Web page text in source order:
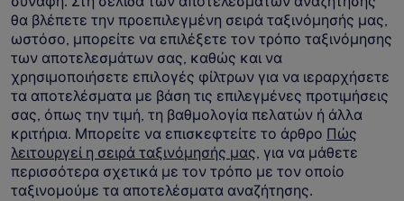
θα βλέπετε την προεπιλεγμένη σειρά ταξινόμησής μας,
ωστόσο, μπορείτε να επιλέξετε τον τρόπο ταξινόμησης
των αποτελεσμάτων σας, καθώς και να
χρησιμοποιήσετε επιλογές φίλτρων για να ιεραρχήσετε
τα αποτελέσματα με βάση τις επιλεγμένες προτιμήσεις
σας, όπως την τιμή, τη βαθμολογία πελατών ή άλλα
κριτήρια. Μπορείτε να επισκεφτείτε το άρθρο Πώς
λειτουργεί η σειρά ταξινόμησής μας, για να μάθετε
περισσότερα σχετικά με τον τρόπο με τον οποίο
ταξινομούμε τα αποτελέσματα αναζήτησης.